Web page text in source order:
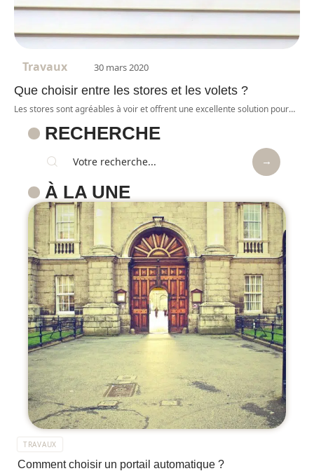
Travaux 30 mars 2020
Que choisir entre les stores et les volets ?
Les stores sont agréables à voir et offrent une excellente solution pour…
RECHERCHE
À LA UNE
TRAVAUX
Comment choisir un portail automatique ?